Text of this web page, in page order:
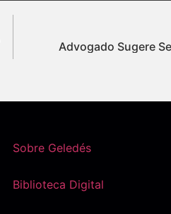
Advogado Sugere
Sobre Geledés
Biblioteca Digital